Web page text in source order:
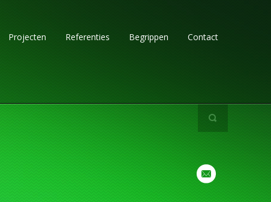
Projecten Referenties Begrippen Contact